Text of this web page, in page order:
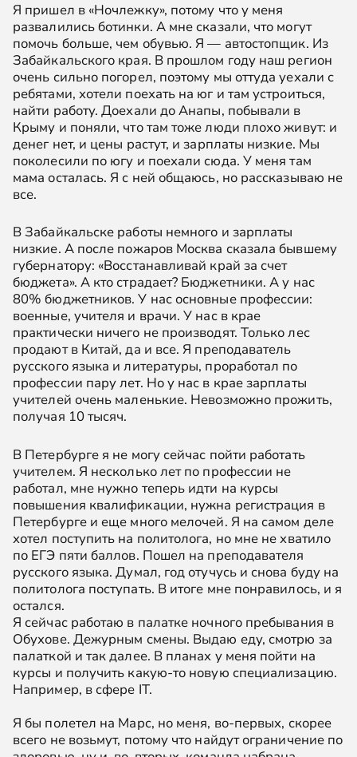
Я пришел в «Ночлежку», потому что у меня
развалились ботинки. А мне сказали, что могут
помочь больше, чем обувью. Я — автостопщик. Из
Забайкальского края. В прошлом году наш регион
очень сильно погорел, поэтому мы оттуда уехали с
ребятами, хотели поехать на юг и там устроиться,
найти работу. Доехали до Анапы, побывали в
Крыму и поняли, что там тоже люди плохо живут: и
денег нет, и цены растут, и зарплаты низкие. Мы
поколесили по югу и поехали сюда. У меня там
мама осталась. Я с ней общаюсь, но рассказываю не
все.
В Забайкальске работы немного и зарплаты
низкие. А после пожаров Москва сказала бывшему
губернатору: «Восстанавливай край за счет
бюджета». А кто страдает? Бюджетники. А у нас
80% бюджетников. У нас основные профессии:
военные, учителя и врачи. У нас в крае
практически ничего не производят. Только лес
продают в Китай, да и все. Я преподаватель
русского языка и литературы, проработал по
профессии пару лет. Но у нас в крае зарплаты
учителей очень маленькие. Невозможно прожить,
получая 10 тысяч.
В Петербурге я не могу сейчас пойти работать
учителем. Я несколько лет по профессии не
работал, мне нужно теперь идти на курсы
повышения квалификации, нужна регистрация в
Петербурге и еще много мелочей. Я на самом деле
хотел поступить на политолога, но мне не хватило
по ЕГЭ пяти баллов. Пошел на преподавателя
русского языка. Думал, год отучусь и снова буду на
политолога поступать. В итоге мне понравилось, и я
остался.
Я сейчас работаю в палатке ночного пребывания в
Обухове. Дежурным смены. Выдаю еду, смотрю за
палаткой и так далее. В планах у меня пойти на
курсы и получить какую-то новую специализацию.
Например, в сфере IT.
Я бы полетел на Марс, но меня, во-первых, скорее
всего не возьмут, потому что найдут ограничение по